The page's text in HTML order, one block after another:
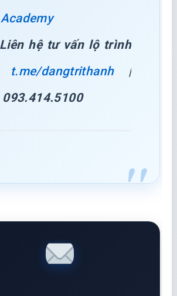
Liên hệ tư vấn lộ trình
t.me/dangtrithanh|
093.414.5100